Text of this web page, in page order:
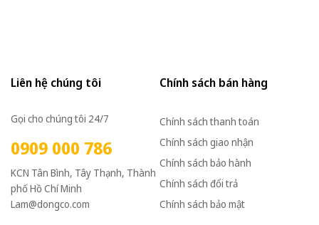
Liên hệ chúng tôi
Gọi cho chúng tôi 24/7
0909 000 786
KCN Tân Bình, Tây Thạnh, Thành
phố Hồ Chí Minh
Lam@dongco.com
Chính sách bán hàng
Chính sách thanh toán
Chính sách giao nhận
Chính sách bảo hành
Chính sách đổi trả
Chính sách bảo mật